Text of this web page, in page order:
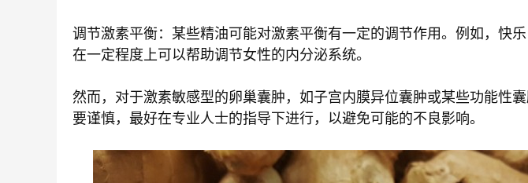
调节激素平衡：某些精油可能对激素平衡有一定的调节作用。例如，快
在一定程度上可以帮助调节女性的内分泌系统。
然而，对于激素敏感型的卵巢囊肿，如子宫内膜异位囊肿或某些功能性
要谨慎，最好在专业人士的指导下进行，以避免可能的不良影响。